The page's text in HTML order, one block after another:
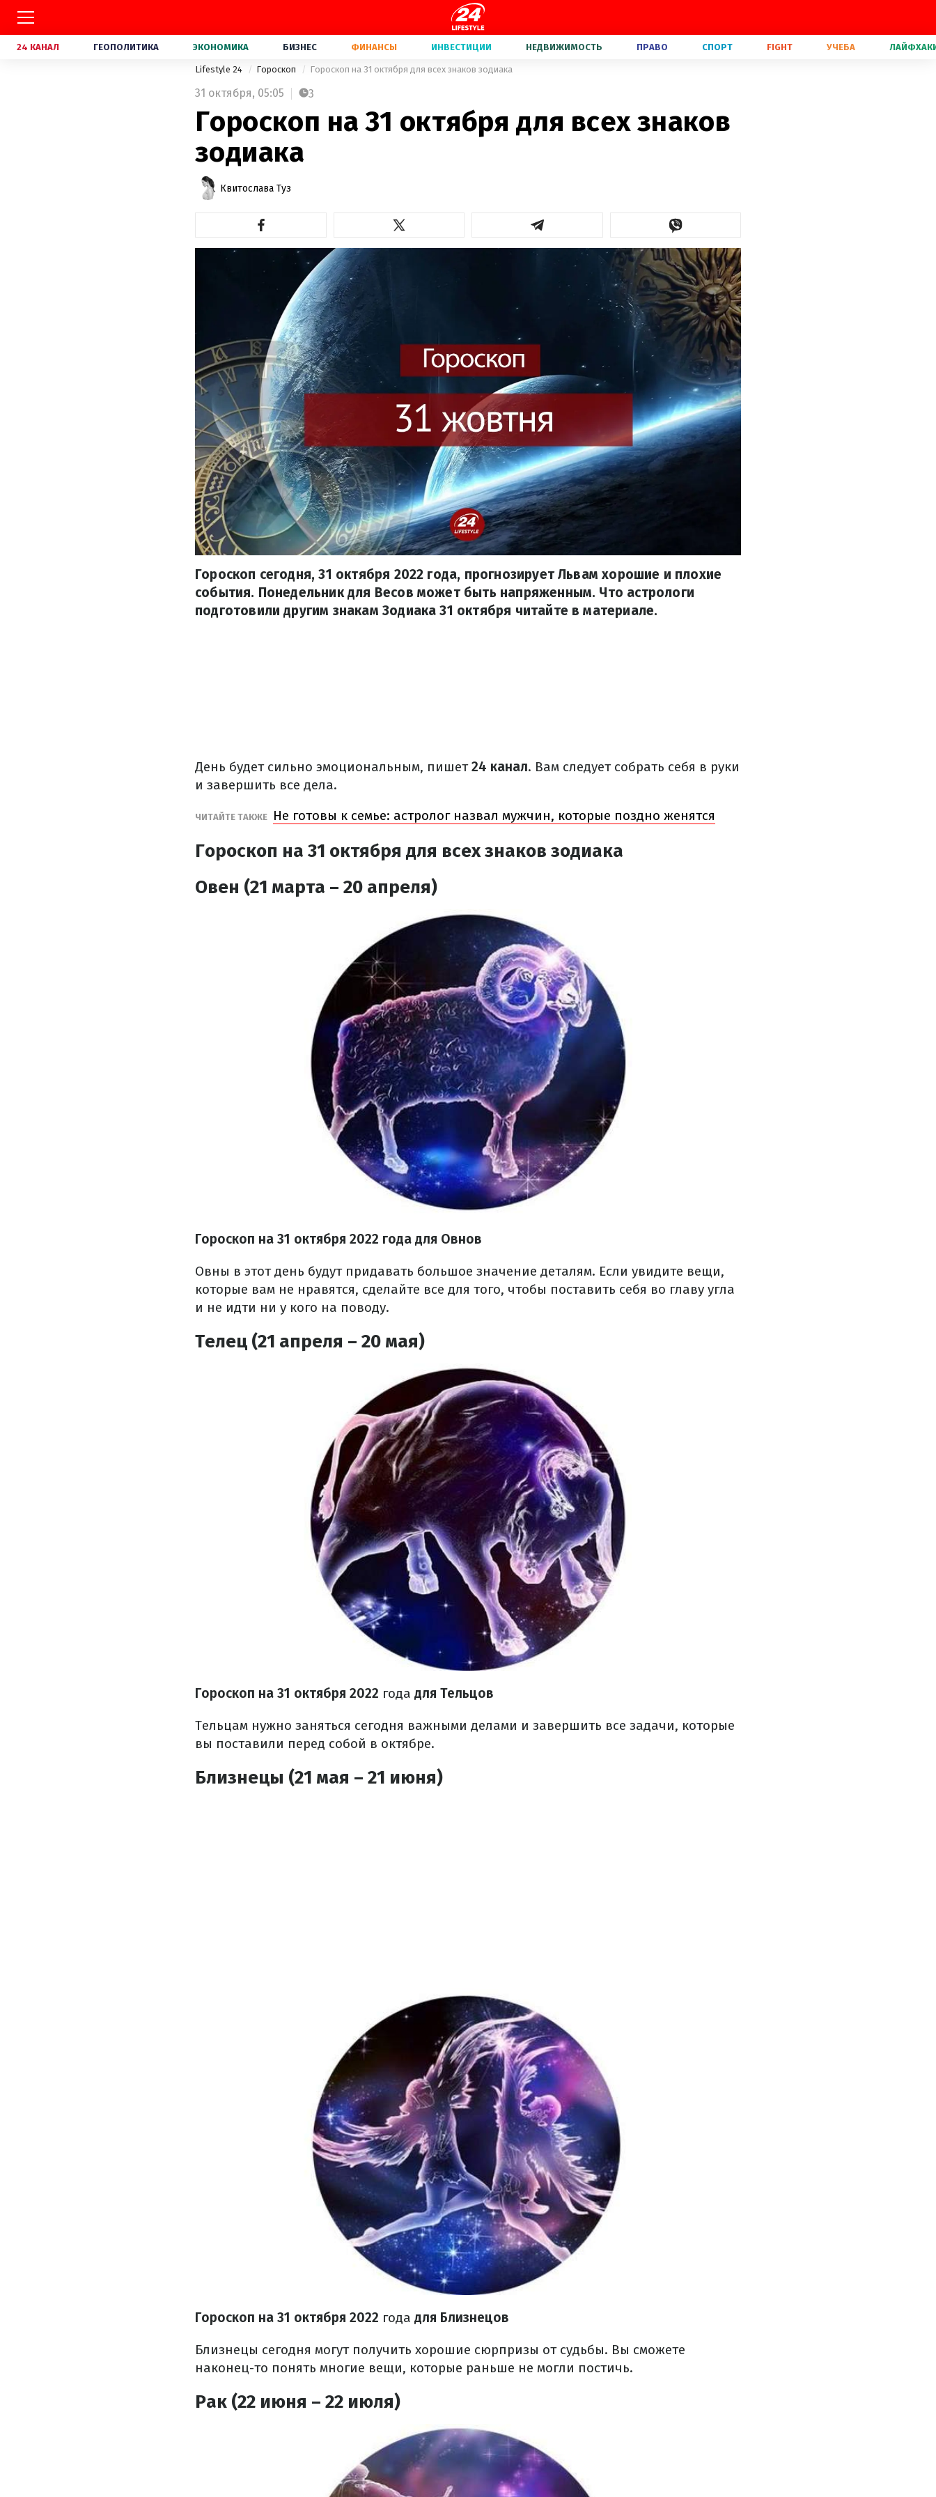
24 КАНАЛ ГЕОПОЛИТИКА ЭКОНОМИКА БИЗНЕС ФИНАНСЫ ИНВЕСТИЦИИ НЕДВИЖИМОСТЬ ПРАВО СПОРТ FIGHT УЧЕБА
Lifestyle 24 Гороскоп Гороскоп на 31 октября для всех знаков зодиака
31 октября, 05:05 3
Гороскоп на 31 октября для всех знаков
зодиака
Квитослава Туз
Гороскоп сегодня, 31 октября 2022 года, прогнозирует Львам хорошие и плохие
события. Понедельник для Весов может быть напряженным. Что астрологи
подготовили другим знакам Зодиака 31 октября читайте в материале.
День будет сильно эмоциональным, пишет24 канал. Вам следует собрать себя в руки
и завершить все дела.
ЧИТАЙТЕ ТАКЖЕ Не готовы к семье: астролог назвал мужчин, которые поздно женятся
Гороскоп на 31 октября для всех знаков зодиака
Овен (21 марта – 20 апреля)
Гороскоп на 31 октября 2022 года для Овнов
Овны в этот день будут придавать большое значение деталям. Если увидите вещи,
которые вам не нравятся, сделайте все для того, чтобы поставить себя во главу угла
и не идти ни у кого на поводу.
Телец (21 апреля – 20 мая)
Гороскоп на 31 октября 2022 года для Тельцов
Тельцам нужно заняться сегодня важными делами и завершить все задачи, которые
вы поставили перед собой в октябре.
Близнецы (21 мая – 21 июня)
Гороскоп на 31 октября 2022 года для Близнецов
Близнецы сегодня могут получить хорошие сюрпризы от судьбы. Вы сможете
наконец-то понять многие вещи, которые раньше не могли постичь.
Рак (22 июня – 22 июля)